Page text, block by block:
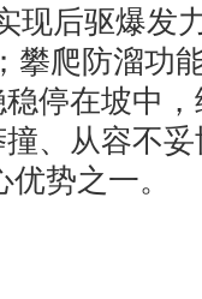
现后驱爆发
攀爬防溜功
停在坡中
、从容不
势之一。